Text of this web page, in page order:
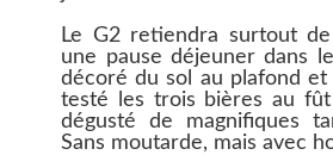
Le G2 retiendra surtout
une pause déjeuner dans
décoré du sol au plafond et
testé les trois bières au
dégusté de magnifiques
Sans moutarde, mais avec